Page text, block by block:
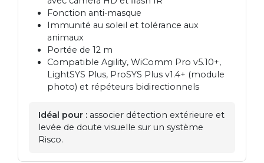
Fonction anti-masque
Immunité au soleil et tolérance aux
animaux
Portée de 12 m
Compatible Agility, WiComm Pro v5.10+,
LightSYS Plus, ProSYS Plus v1.4+ (module
photo) et répéteurs bidirectionnels
Idéal pour : associer détection extérieure et
levée de doute visuelle sur un système
Risco.